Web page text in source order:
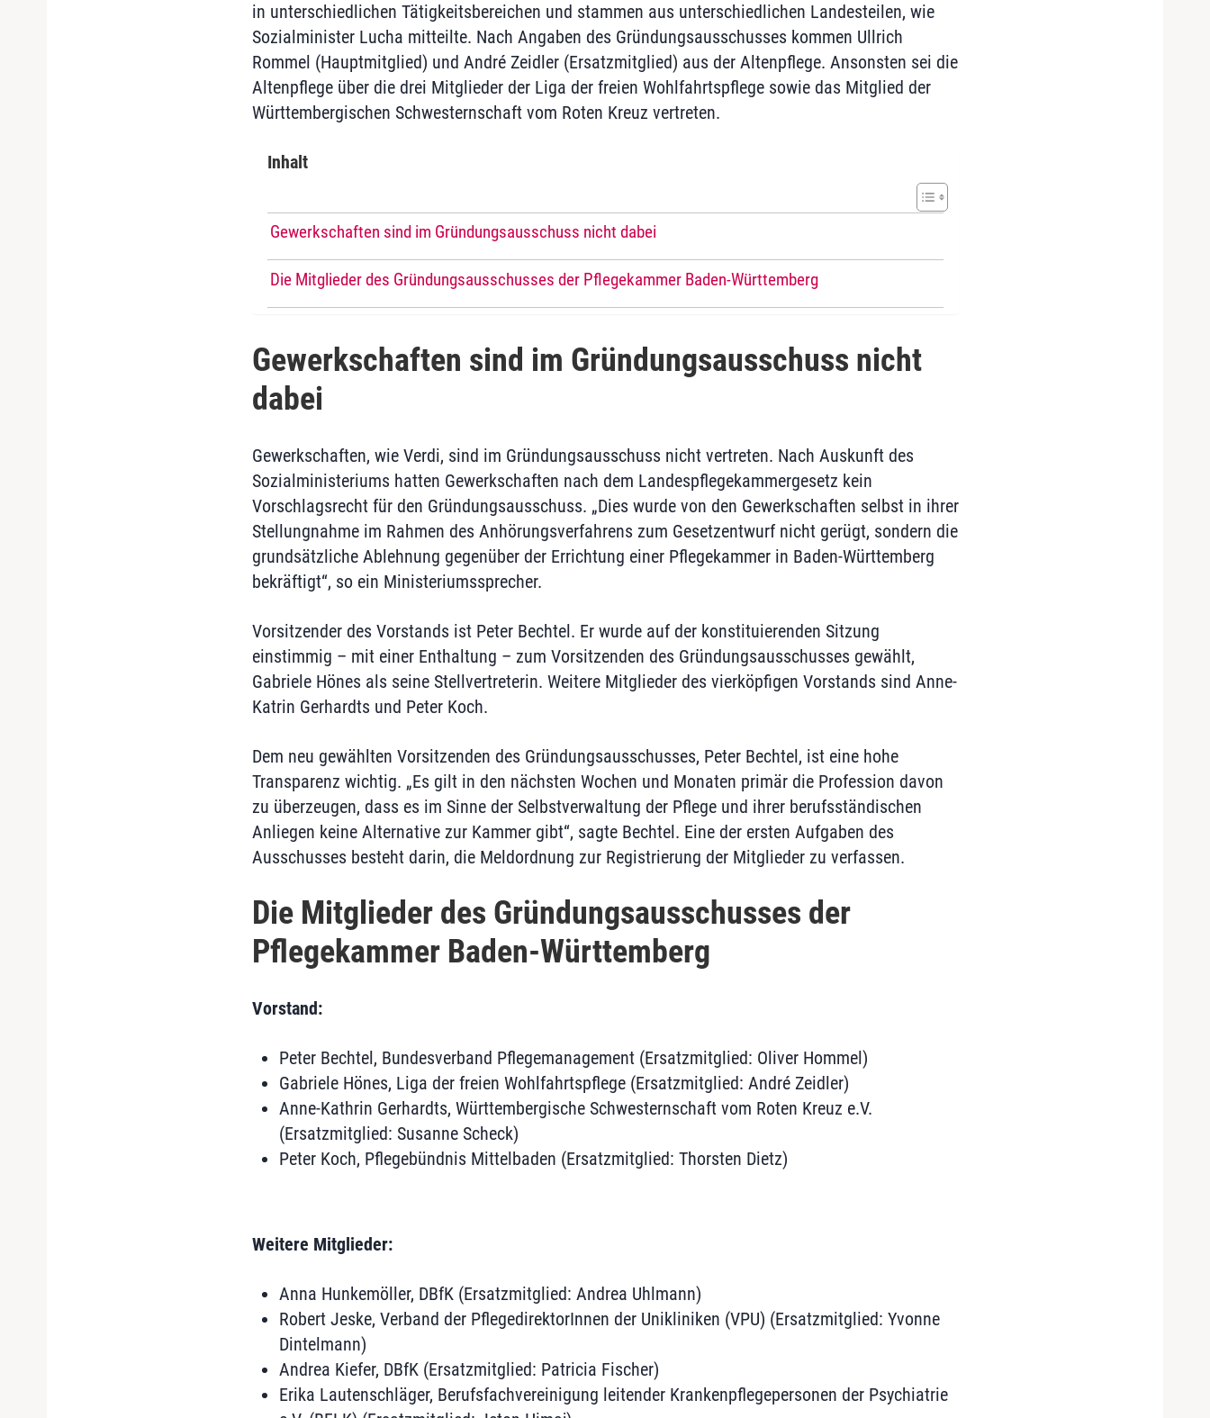
in unterschiedlichen Tätigkeitsbereichen und stammen aus unterschiedlichen Landesteilen, wie
Sozialminister Lucha mitteilte. Nach Angaben des Gründungsausschusses kommen Ullrich
Rommel (Hauptmitglied) und André Zeidler (Ersatzmitglied) aus der Altenpflege. Ansonsten sei die
Altenpflege über die drei Mitglieder der Liga der freien Wohlfahrtspflege sowie das Mitglied der
Württembergischen Schwesternschaft vom Roten Kreuz vertreten.
Inhalt
Gewerkschaften sind im Gründungsausschuss nicht dabei
Die Mitglieder des Gründungsausschusses der Pflegekammer Baden-Württemberg
Gewerkschaften sind im Gründungsausschuss nicht
dabei
Gewerkschaften, wie Verdi, sind im Gründungsausschuss nicht vertreten. Nach Auskunft des
Sozialministeriums hatten Gewerkschaften nach dem Landespflegekammergesetz kein
Vorschlagsrecht für den Gründungsausschuss. „Dies wurde von den Gewerkschaften selbst in ihrer
Stellungnahme im Rahmen des Anhörungsverfahrens zum Gesetzentwurf nicht gerügt, sondern die
grundsätzliche Ablehnung gegenüber der Errichtung einer Pflegekammer in Baden-Württemberg
bekräftigt“, so ein Ministeriumssprecher.
Vorsitzender des Vorstands ist Peter Bechtel. Er wurde auf der konstituierenden Sitzung
einstimmig – mit einer Enthaltung – zum Vorsitzenden des Gründungsausschusses gewählt,
Gabriele Hönes als seine Stellvertreterin. Weitere Mitglieder des vierköpfigen Vorstands sind Anne-
Katrin Gerhardts und Peter Koch.
Dem neu gewählten Vorsitzenden des Gründungsausschusses, Peter Bechtel, ist eine hohe
Transparenz wichtig. „Es gilt in den nächsten Wochen und Monaten primär die Profession davon
zu überzeugen, dass es im Sinne der Selbstverwaltung der Pflege und ihrer berufsständischen
Anliegen keine Alternative zur Kammer gibt“, sagte Bechtel. Eine der ersten Aufgaben des
Ausschusses besteht darin, die Meldordnung zur Registrierung der Mitglieder zu verfassen.
Die Mitglieder des Gründungsausschusses der
Pflegekammer Baden-Württemberg
Vorstand:
Peter Bechtel, Bundesverband Pflegemanagement (Ersatzmitglied: Oliver Hommel)
Gabriele Hönes, Liga der freien Wohlfahrtspflege (Ersatzmitglied: André Zeidler)
Anne-Kathrin Gerhardts, Württembergische Schwesternschaft vom Roten Kreuz e.V.
(Ersatzmitglied: Susanne Scheck)
Peter Koch, Pflegebündnis Mittelbaden (Ersatzmitglied: Thorsten Dietz)
Weitere Mitglieder:
Anna Hunkemöller, DBfK (Ersatzmitglied: Andrea Uhlmann)
Robert Jeske, Verband der PflegedirektorInnen der Unikliniken (VPU) (Ersatzmitglied: Yvonne
Dintelmann)
Andrea Kiefer, DBfK (Ersatzmitglied: Patricia Fischer)
Erika Lautenschläger, Berufsfachvereinigung leitender Krankenpflegepersonen der Psychiatrie